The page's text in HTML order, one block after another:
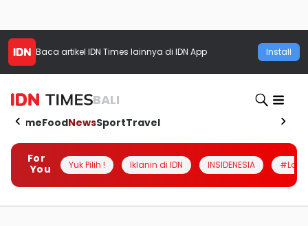
Baca artikel IDN Times lainnya di IDN App Install
BALI
HomeFoodNewsSportTravel
For
You
Yuk Pilih ! Iklanin di IDN INSIDENESIA